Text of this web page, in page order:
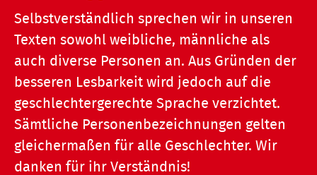
Selbstverständlich sprechen wir in unseren
Texten sowohl weibliche, männliche als
auch diverse Personen an. Aus Gründen der
besseren Lesbarkeit wird jedoch auf die
geschlechtergerechte Sprache verzichtet.
Sämtliche Personenbezeichnungen gelten
gleichermaßen für alle Geschlechter. Wir
danken für ihr Verständnis!